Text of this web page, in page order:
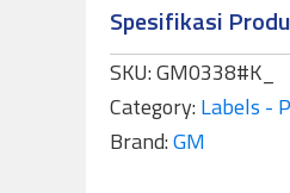
Spesifikasi
SKU:GM0338#K_
Category: Labels -
Brand:GM